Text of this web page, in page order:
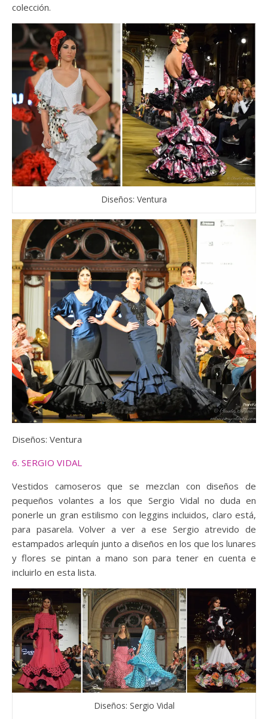
colección.
Diseños: Ventura
Diseños: Ventura
6. SERGIO VIDAL
Vestidos camoseros que se mezclan con diseños de
pequeños volantes a los que Sergio Vidal no duda en
ponerle un gran estilismo con leggins incluidos, claro está,
para pasarela. Volver a ver a ese Sergio atrevido de
estampados arlequín junto a diseños en los que los lunares
y flores se pintan a mano son para tener en cuenta e
incluirlo en esta lista.
Diseños: Sergio Vidal